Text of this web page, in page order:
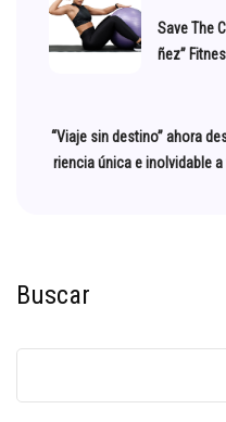
Save The
ñez”
“Viaje sin destino” ahora
riencia única e inolvidable
Buscar